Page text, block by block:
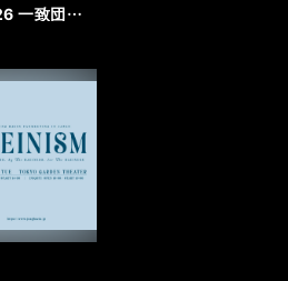
仙台貨物トゥアー2026 一致団結 GOODS情報